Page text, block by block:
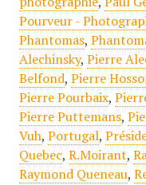
Pourveur -
Phantomas,
Alechinsky, Pierre
Belfond, Pierre
Pierre Pourbaix,
Pierre Puttemans,
Vuh, Portugal,
Quebec, R.Moirant,
Raymond Queneau,